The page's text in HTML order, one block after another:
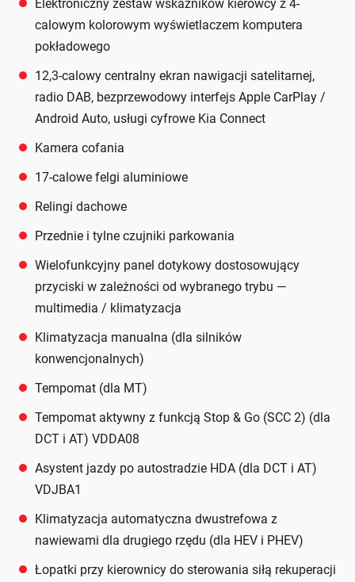
Elektroniczny zestaw wskaźników kierowcy z 4-
calowym kolorowym wyświetlaczem komputera
pokładowego
12,3-calowy centralny ekran nawigacji satelitarnej,
radio DAB, bezprzewodowy interfejs Apple CarPlay /
Android Auto, usługi cyfrowe Kia Connect
Kamera cofania
17-calowe felgi aluminiowe
Relingi dachowe
Przednie i tylne czujniki parkowania
Wielofunkcyjny panel dotykowy dostosowujący
przyciski w zależności od wybranego trybu —
multimedia / klimatyzacja
Klimatyzacja manualna (dla silników
konwencjonalnych)
Tempomat (dla MT)
Tempomat aktywny z funkcją Stop & Go (SCC 2) (dla
DCT i AT) VDDA08
Asystent jazdy po autostradzie HDA (dla DCT i AT)
VDJBA1
Klimatyzacja automatyczna dwustrefowa z
nawiewami dla drugiego rzędu (dla HEV i PHEV)
Łopatki przy kierownicy do sterowania siłą rekuperacji